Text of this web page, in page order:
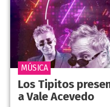
Los Tipitos
a Vale Acevedo
MÚSICA